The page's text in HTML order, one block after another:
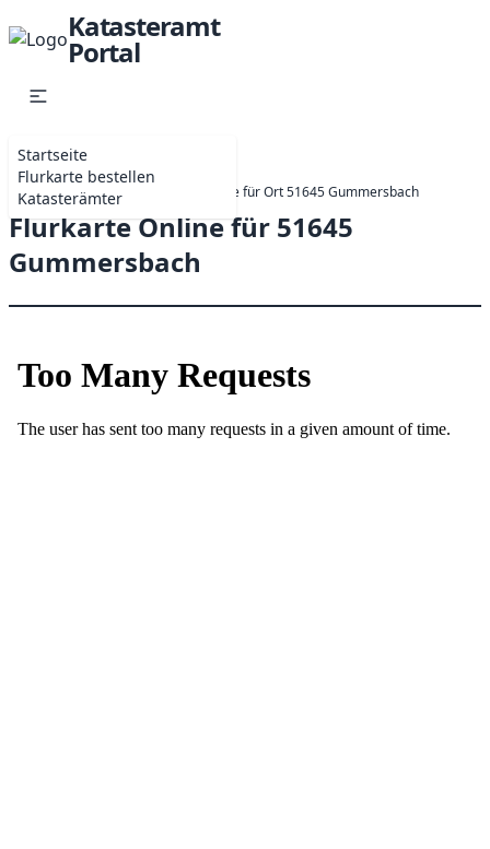
Katasteramt
Portal
Startseite
Flurkarte bestellen
Katasterämter
Startseite Online-Antrag Flurkarte für Ort 51645 Gummersbach
Flurkarte Online für 51645
Gummersbach